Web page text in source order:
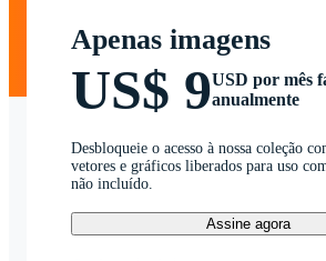
Apenas imagens
US$ 9USD por mês
anualmente
Desbloqueie o acesso à nossa coleção
vetores e gráficos liberados para uso
não incluído.
Assine agora